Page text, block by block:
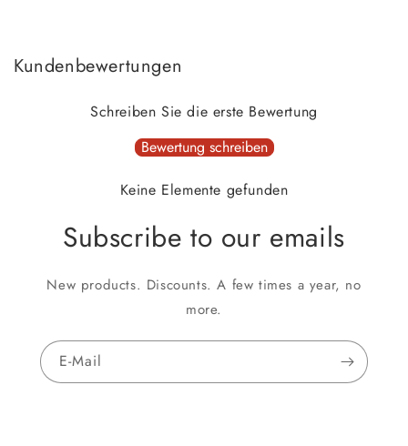
Kundenbewertungen
Schreiben Sie die erste Bewertung
Bewertung schreiben
Keine Elemente gefunden
Subscribe to our emails
New products. Discounts. A few times a year, no
more.
E-Mail